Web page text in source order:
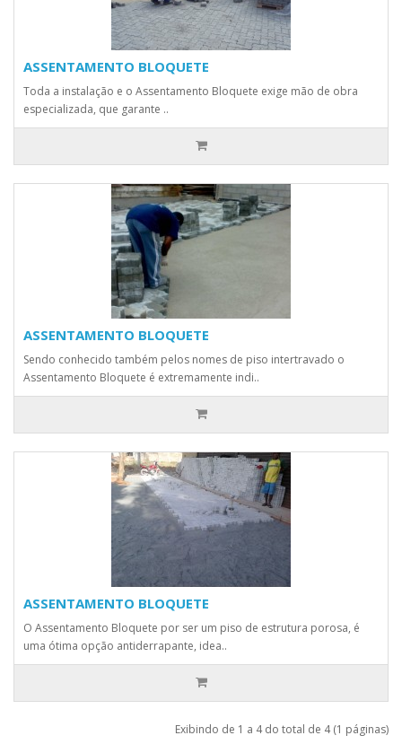
ASSENTAMENTO BLOQUETE
Toda a instalação e o Assentamento Bloquete exige mão de obra
especializada, que garante ..
ASSENTAMENTO BLOQUETE
Sendo conhecido também pelos nomes de piso intertravado o
Assentamento Bloquete é extremamente indi..
ASSENTAMENTO BLOQUETE
O Assentamento Bloquete por ser um piso de estrutura porosa, é
uma ótima opção antiderrapante, idea..
Exibindo de 1 a 4 do total de 4 (1 páginas)